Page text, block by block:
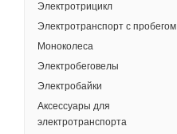
Электротрицикл
Электротранспорт с пробегом
Моноколеса
Электробеговелы
Электробайки
Аксессуары для
электротранспорта